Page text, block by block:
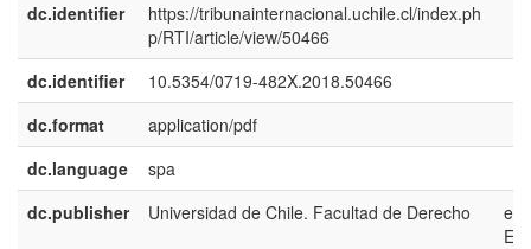
dc.identifier
https://tribunainternacional.uchile.cl/index.ph
p/RTI/article/view/50466
dc.identifier
10.5354/0719-482X.2018.50466
dc.format
application/pdf
dc.language
spa
dc.publisher
Universidad de Chile. Facultad de Derecho
es-
ES